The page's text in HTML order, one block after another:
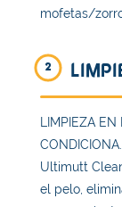
mofetas/
2
LIMPIEZA
Ultimutt
el pelo,